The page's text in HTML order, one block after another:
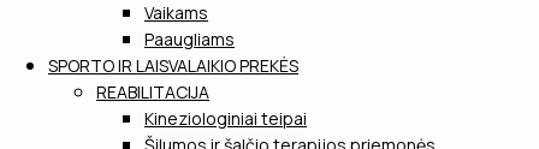
Vaikams
Paaugliams
SPORTO IR LAISVALAIKIO PREKĖS
REABILITACIJA
Kineziologiniai teipai